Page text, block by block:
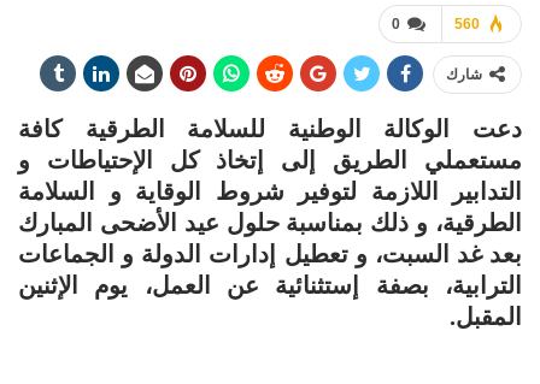
0 560
شارك
دعت الوكالة الوطنية للسلامة الطرقية كافة
مستعملي الطريق إلى إتخاذ كل الإحتياطات و
التدابير اللازمة لتوفير شروط الوقاية و السلامة
الطرقية، و ذلك بمناسبة حلول عيد الأضحى المبارك
بعد غد السبت، و تعطيل إدارات الدولة و الجماعات
الترابية، بصفة إستثنائية عن العمل، يوم الإثنين
المقبل.